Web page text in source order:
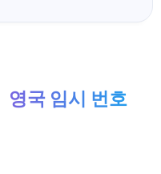
영국 임시 번호